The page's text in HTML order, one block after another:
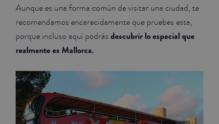
Aunque es una forma común de visitar una ciudad, te
recomendamos encarecidamente que pruebes esta,
porque incluso aquí podrás descubrir lo especial que
realmente es Mallorca.